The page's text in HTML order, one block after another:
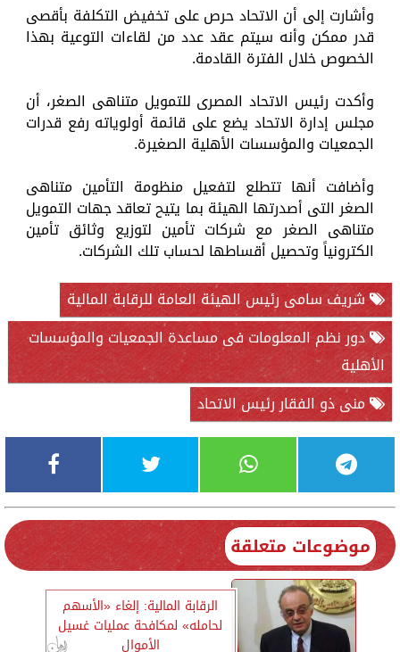
وأشارت إلى أن الاتحاد حرص على تخفيض التكلفة بأقصى
قدر ممكن وأنه سيتم عقد عدد من لقاءات التوعية بهذا
الخصوص خلال الفترة القادمة.
وأكدت رئيس الاتحاد المصرى للتمويل متناهى الصغر، أن
مجلس إدارة الاتحاد يضع على قائمة أولوياته رفع قدرات
الجمعيات والمؤسسات الأهلية الصغيرة.
وأضافت أنها تتطلع لتفعيل منظومة التأمين متناهى
الصغر التى أصدرتها الهيئة بما يتيح تعاقد جهات التمويل
متناهى الصغر مع شركات تأمين لتوزيع وثائق تأمين
الكترونياً وتحصيل أقساطها لحساب تلك الشركات.
شريف سامى رئيس الهيئة العامة للرقابة المالية
دور نظم المعلومات فى مساعدة الجمعيات والمؤسسات
الأهلية
منى ذو الفقار رئيس الاتحاد
موضوعات متعلقة
الرقابة المالية: إلغاء «الأسهم
لحامله» لمكافحة عمليات غسيل
الأموال